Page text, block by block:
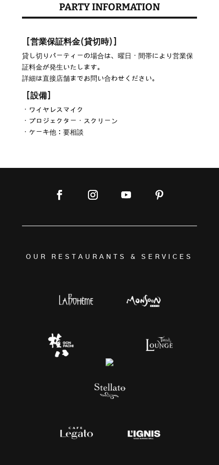
PARTY INFORMATION
［営業保証料金(貸切時)］
貸し切りパーティーの場合は、曜日・間帯により営業保
証料金が発生いたします。
詳細は直接店舗までお問い合わせください。
［設備］
・ワイヤレスマイク
・プロジェクター・スクリーン
・ケーキ他：要相談
OUR RESTAURANTS & SERVICES